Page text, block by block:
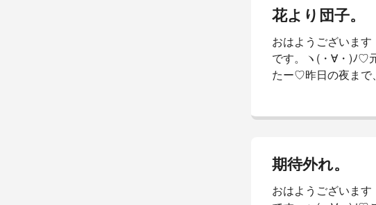
で粘ってるんでしょ
す。爆睡！(ーдー；)
い。今夜、楽しみ
MAラリーも、コロ
花より団子。
おはようございま
です。ヽ(・∀・)ﾉ♡
たー♡昨日の夜まで
おりましたが…今
ーちゃん川遊び。
気が悪く、二週間ぶ
していて水の中、少
た。本気で泳ぐ、
期待外れ。
おはようございま